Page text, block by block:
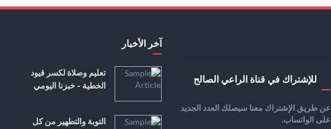
للإشتراك في قناة الراعي الصالح
عن طريق الإشتراك معنا سيصلك العدد الجديد
على الواتساب.
آخر الأخبار
تعليم وصلاة لكسر قيود
الخطية - خبزنا اليومي
التوبة والتطهير من كل